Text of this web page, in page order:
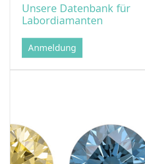
Unsere Datenbank für
Labordiamanten
Anmeldung